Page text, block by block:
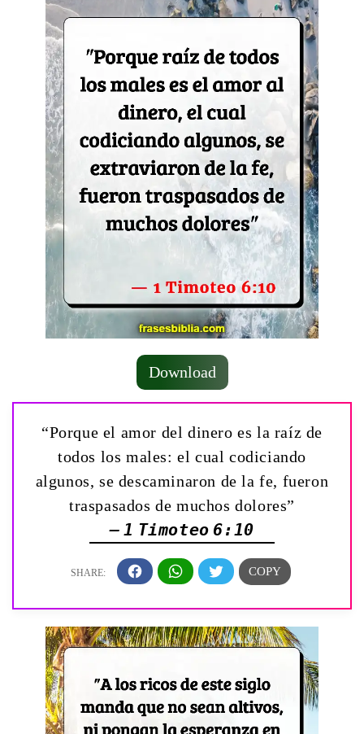
Download
“Porque el amor del dinero es la raíz de
todos los males: el cual codiciando
algunos, se descaminaron de la fe, fueron
traspasados de muchos dolores”
— 1 Timoteo 6:10